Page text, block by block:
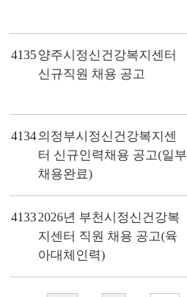
4135양주시정신건강복지센터
신규직원 채용 공고
4134의정부시정신건강복지센
터 신규인력채용 공고(일부
채용완료)
41332026년 부천시정신건강복
지센터 직원 채용 공고(육
아대체인력)